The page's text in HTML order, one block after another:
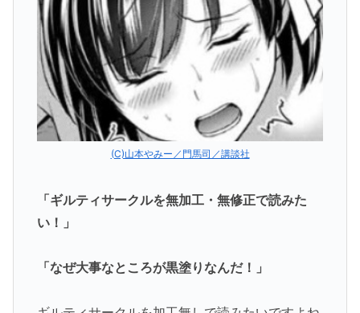
(C)山本やみー／門馬司／講談社
「ギルティサークルを無加工・無修正で読みた
い！」
「なぜ大事なところが黒塗りなんだ！」